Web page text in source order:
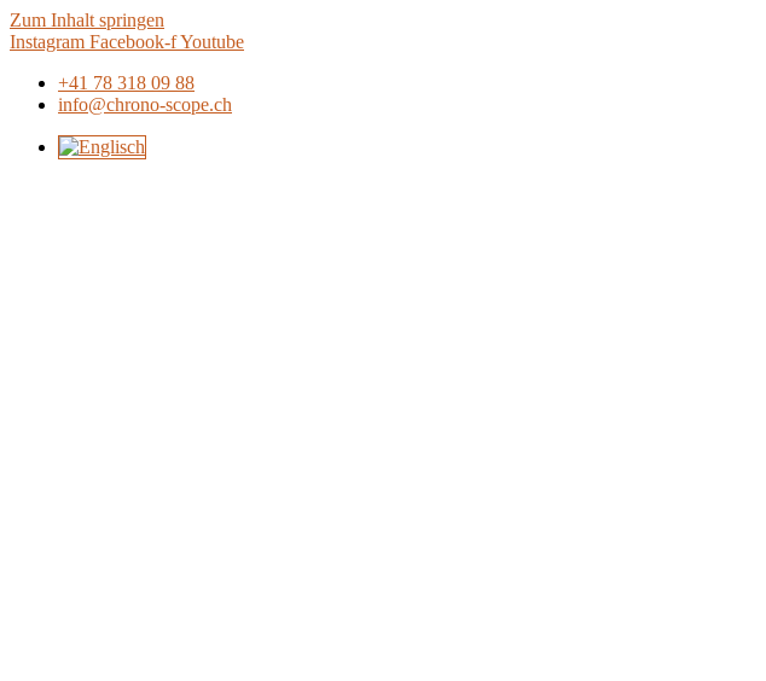
Zum Inhalt springen
Instagram Facebook-fYoutube
+41 78 318 09 88
info@chrono-scope.ch